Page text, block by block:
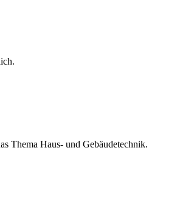
Thema Haus- und Gebäudetechnik.